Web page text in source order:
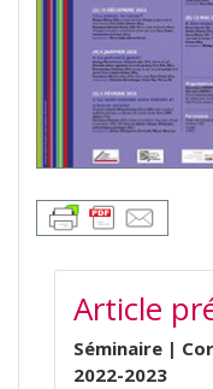
NAVIGATION
DE
L’ARTICLE
Article
Séminaire |
2022-2023